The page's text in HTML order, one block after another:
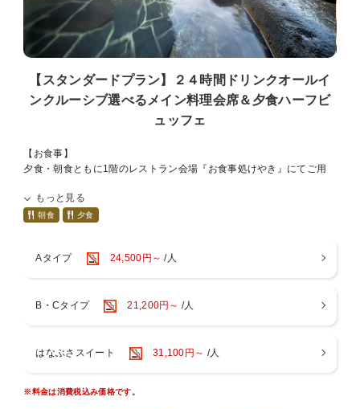
【スタンダードプラン】２４時間ドリンクオールイ
ンクルーシブ選べるメイン料理会席＆夕食ハーフビ
ュッフェ
【お食事】
夕食・朝食ともに1階のレストラン会場『お食事処けやき』にてご用
■夕食 ハーフビュッフェ
・仙南JAPAN X(純和豚)の鍋【今ならなんとお肉おかわり自由！】
・スパークリングワイン ワイン白赤 厳選日本酒
ラウンジのお飲み物と合わせてお楽しみください。
※お食事付きのお子様にはお子様専用プレートをご用意させていただ
もっと見る
朝食 夕食
Aタイプ 24,500円～ /人
B・Cタイプ 21,200円～ /人
はなぶさスイート 31,100円～ /人
※料金は消費税込み価格です。